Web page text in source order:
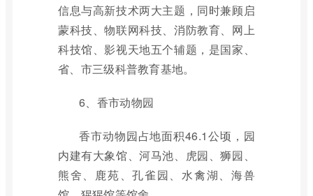
信息与高新技术两大主题，同时兼顾启
蒙科技、物联网科技、消防教育、网上
科技馆、影视天地五个辅题，是国家、
省、市三级科普教育基地。
6、香市动物园
香市动物园占地面积46.1公顷，园
内建有大象馆、河马池、虎园、狮园、
熊舍、鹿苑、孔雀园、水禽湖、海兽